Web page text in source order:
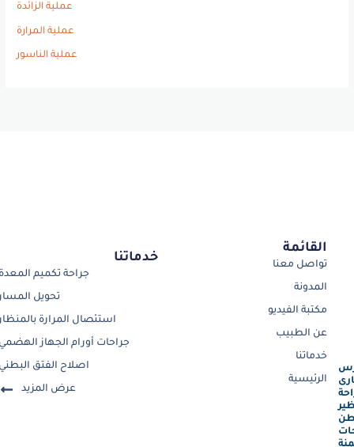
عملية الزائدة
عملية المرارة
عملية الناسور
القائمة
تواصل معنا
المدونة
مكتبة الفيديو
عن الطبيب
خدماتنا
الرئيسية
خدماتنا
جراحة تكميم
تحويل
استئصال المرارة
جراحات أورام الجهاز
اصلاح الفتق
عرض المزيد